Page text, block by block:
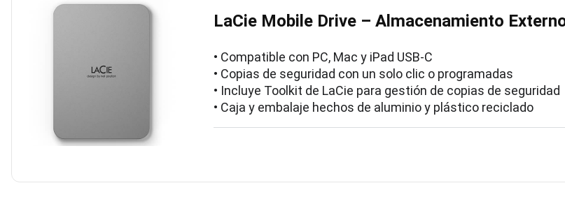
LaCie Mobile Drive – Almacenamiento
• Compatible con PC, Mac y iPad USB-C
• Copias de seguridad con un solo clic o programadas
• Incluye Toolkit de LaCie para gestión de copias de seguridad
• Caja y embalaje hechos de aluminio y plástico reciclado